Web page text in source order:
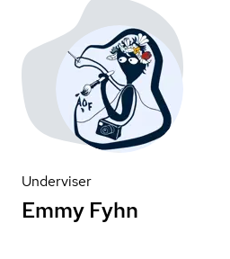
Underviser
Emmy Fyhn